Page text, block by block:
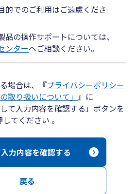
的でのご利用はご遠慮くださ
品の操作サポートについては、
ンターへご相談ください。
場合は、『プライバシーポリシー
取り扱いについて」 』に
て入力内容を確認する」ボタンを
してください 。
戻る
力内容を確認する